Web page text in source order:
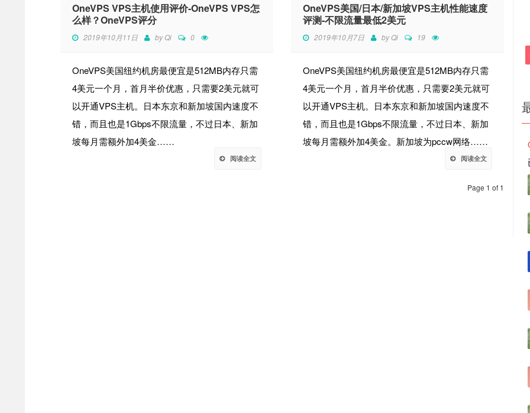
OneVPS VPS主机使用评价-OneVPS VPS怎
么样？OneVPS评分
2019年10月11日 byQi 0
OneVPS美国纽约机房最便宜是512MB内存只需
4美元一个月，首月半价优惠，只需要2美元就可
以开通VPS主机。日本东京和新加坡国内速度不
错，而且也是1Gbps不限流量，不过日本、新加
坡每月需额外加4美金……
阅读全文
OneVPS美国/日本/新加坡VPS主机性能速度
评测-不限流量最低2美元
2019年10月7日 byQi 19
OneVPS美国纽约机房最便宜是512MB内存只需
4美元一个月，首月半价优惠，只需要2美元就可
以开通VPS主机。日本东京和新加坡国内速度不
错，而且也是1Gbps不限流量，不过日本、新加
坡每月需额外加4美金。新加坡为pccw网络……
阅读全文
Page 1 of 1